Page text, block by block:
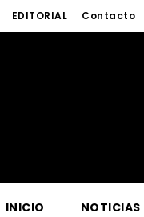
EDITORIAL Contacto
INICIO NOTICIAS